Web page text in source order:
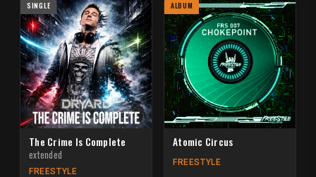
SINGLE
The Crime Is Complete
extended
FREESTYLE
ALBUM
Atomic Circus
FREESTYLE